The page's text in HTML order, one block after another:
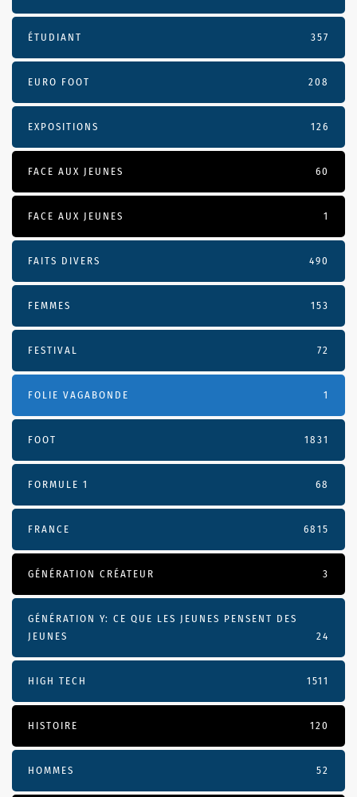
ÉTUDIANT 357
EURO FOOT 208
EXPOSITIONS 126
FACE AUX JEUNES 60
FACE AUX JEUNES 1
FAITS DIVERS 490
FEMMES 153
FESTIVAL 72
FOLIE VAGABONDE 1
FOOT 1831
FORMULE 1 68
FRANCE 6815
GÉNÉRATION CRÉATEUR 3
GÉNÉRATION Y: CE QUE LES JEUNES PENSENT DES
JEUNES
24
HIGH TECH 1511
HISTOIRE 120
HOMMES 52